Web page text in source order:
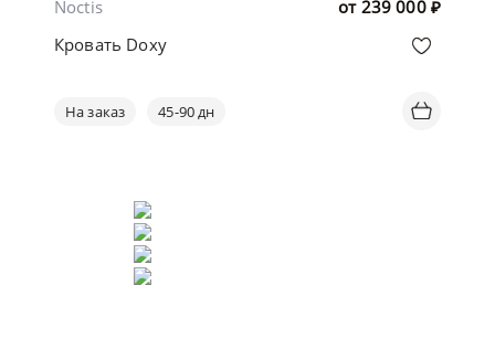
от 239 000 ₽
Noctis
Кровать Doxy
На заказ 45-90 дн